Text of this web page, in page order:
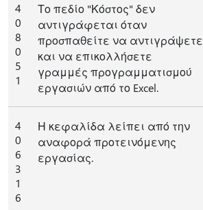
4
0
8
0
5
1
Το πεδίο "Κόστος" δεν
αντιγράφεται όταν
προσπαθείτε να αντιγράψετε
και να επικολλήσετε
γραμμές προγραμματισμού
εργασιών από το Excel.
4
0
6
3
1
6
Η κεφαλίδα λείπει από την
αναφορά προτεινόμενης
εργασίας.